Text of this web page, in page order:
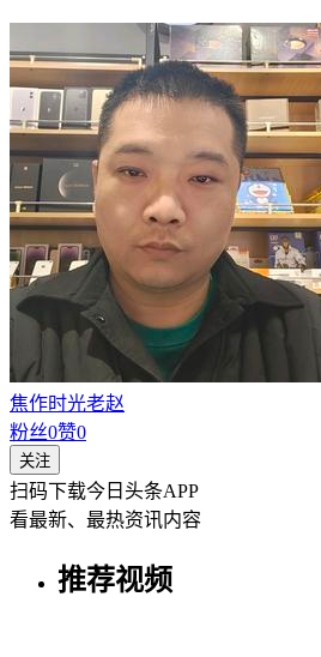
焦作时光老赵
粉丝0赞0
关注
扫码下载今日头条APP
看最新、最热资讯内容
推荐视频